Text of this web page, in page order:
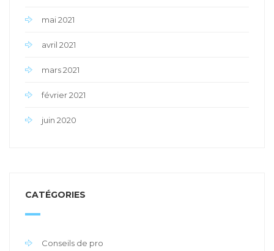
mai 2021
avril 2021
mars 2021
février 2021
juin 2020
CATÉGORIES
Conseils de pro